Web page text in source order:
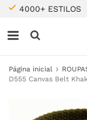
4000+ ESTILOS
Página inicial
D555 Canvas Belt